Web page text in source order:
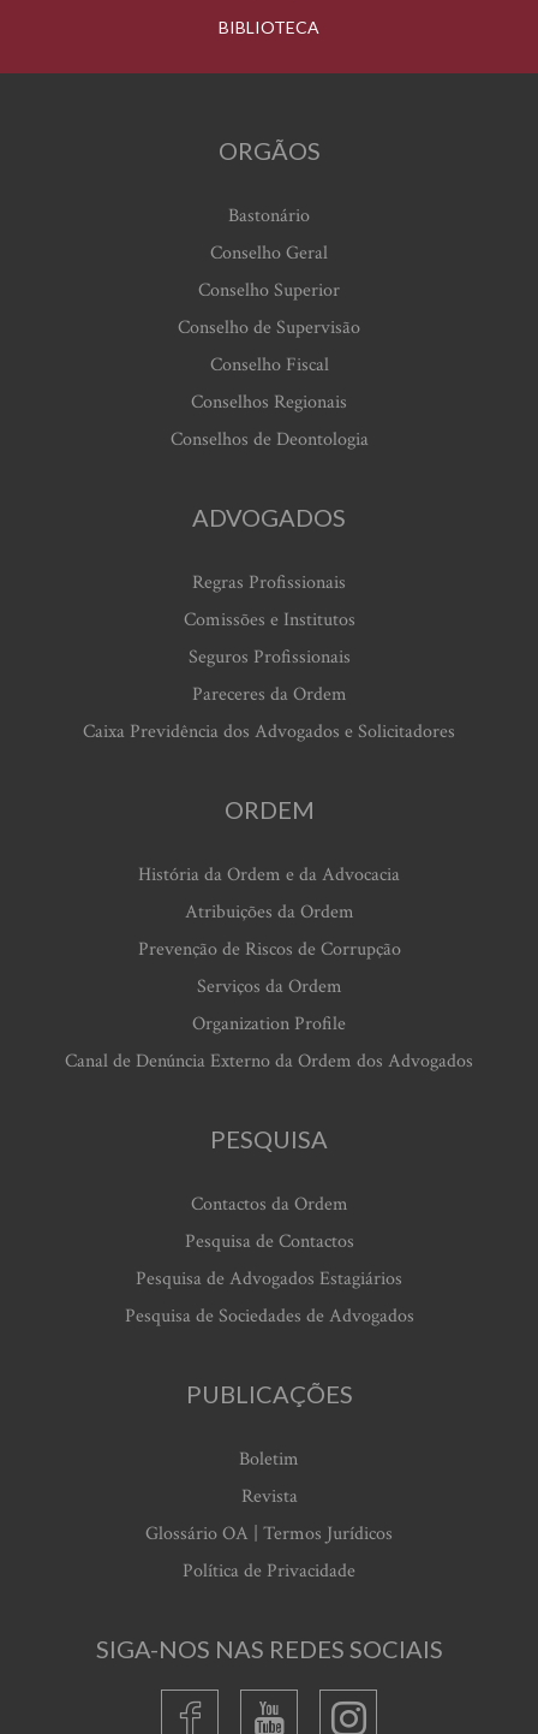
BIBLIOTECA
ORGÃOS
Bastonário
Conselho Geral
Conselho Superior
Conselho de Supervisão
Conselho Fiscal
Conselhos Regionais
Conselhos de Deontologia
ADVOGADOS
Regras Profissionais
Comissões e Institutos
Seguros Profissionais
Pareceres da Ordem
Caixa Previdência dos Advogados e Solicitadores
ORDEM
História da Ordem e da Advocacia
Atribuições da Ordem
Prevenção de Riscos de Corrupção
Serviços da Ordem
Organization Profile
Canal de Denúncia Externo da Ordem dos Advogados
PESQUISA
Contactos da Ordem
Pesquisa de Contactos
Pesquisa de Advogados Estagiários
Pesquisa de Sociedades de Advogados
PUBLICAÇÕES
Boletim
Revista
Glossário OA | Termos Jurídicos
Política de Privacidade
SIGA-NOS NAS REDES SOCIAIS